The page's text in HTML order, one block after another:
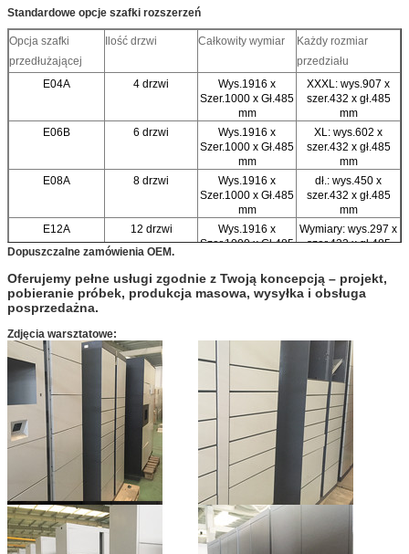
Standardowe opcje szafki rozszerzeń
Opcja szafki
przedłużającej
Ilość drzwi Całkowity wymiar
Każdy rozmiar
przedziału
E04A
4 drzwi
Wys.1916 x
Szer.1000 x Gł.485
mm
XXXL: wys.907 x
szer.432 x gł.485
mm
E06B
6 drzwi
Wys.1916 x
Szer.1000 x Gł.485
mm
XL: wys.602 x
szer.432 x gł.485
mm
E08A
8 drzwi
Wys.1916 x
Szer.1000 x Gł.485
mm
dł.: wys.450 x
szer.432 x gł.485
mm
E12A
12 drzwi
Wys.1916 x
Szer.1000 x Gł.485
Wymiary: wys.297 x
szer.432 x gł.485
Dopuszczalne zamówienia OEM.
Oferujemy pełne usługi zgodnie z Twoją koncepcją – projekt,
pobieranie próbek, produkcja masowa, wysyłka i obsługa
posprzedażna.
Zdjęcia warsztatowe: